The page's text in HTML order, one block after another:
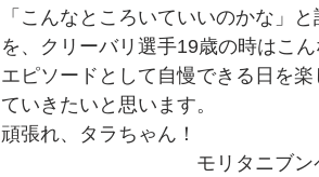
「こんなところいていいのかな」
を、クリーバリ選手19歳の時はこ
エピソードとして自慢できる日を
ていきたいと思います。
頑張れ、タラちゃん！
モリタニブンペ